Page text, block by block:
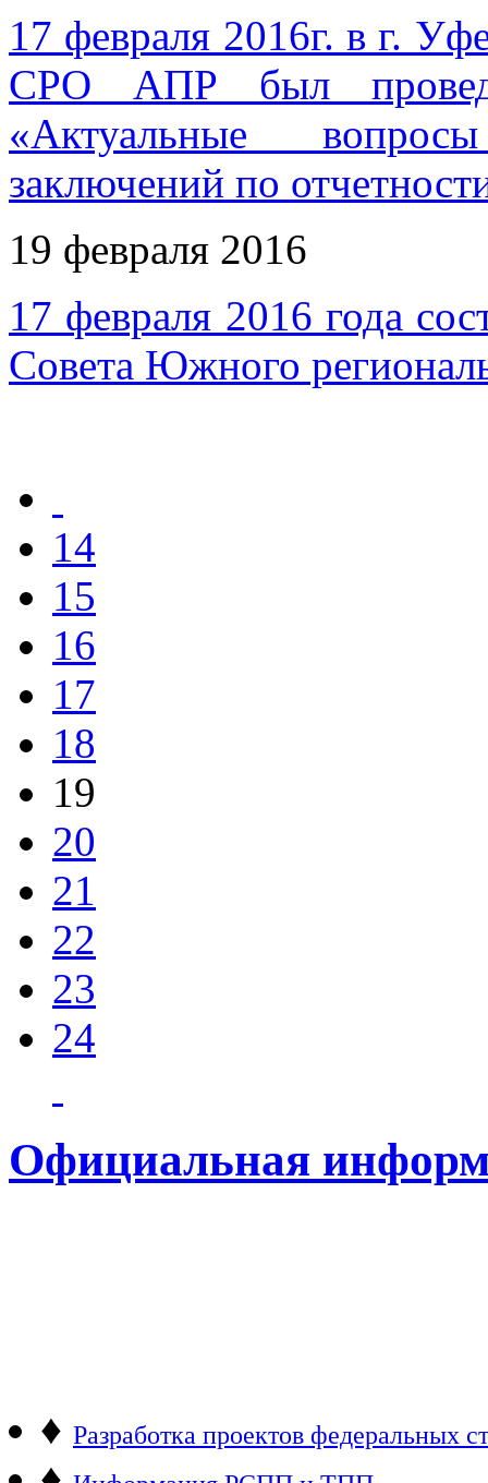
17 февраля 2016г. в г.
СРО АПР был
«Актуальные
заключений по
19 февраля 2016
17 февраля 2016 года
Совета Южного
14
15
16
17
18
19
20
21
22
23
24
Официальная
♦ Разработка проектов федеральных